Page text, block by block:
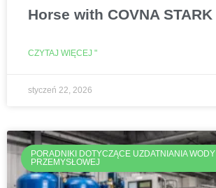
Horse with COVNA STARK
CZYTAJ WIĘCEJ "
styczeń 22, 2026
PORADNIKI DOTYCZĄCE UZDATNIANIA WODY
PRZEMYSŁOWEJ